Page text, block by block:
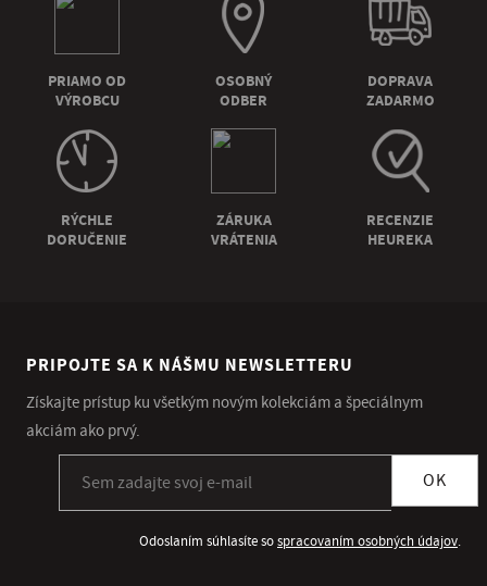
PRIAMO OD
VÝROBCU
OSOBNÝ
ODBER
DOPRAVA
ZADARMO
RÝCHLE
DORUČENIE
ZÁRUKA
VRÁTENIA
RECENZIE
HEUREKA
PRIPOJTE SA K NÁŠMU NEWSLETTERU
Získajte prístup ku všetkým novým kolekciám a špeciálnym
akciám ako prvý.
OK
Odoslaním súhlasíte sospracovaním osobných údajov.